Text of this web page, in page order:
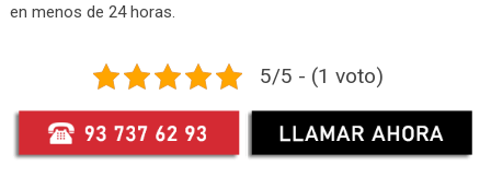
en menos de 24 horas.
5/5 - (1 voto)